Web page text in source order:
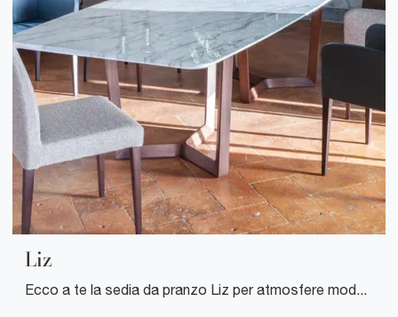
Liz
Ecco a te la sedia da pranzo Liz per atmosfere moderne, tra le più esclusive Sedie fisse di Poltrona Frau.